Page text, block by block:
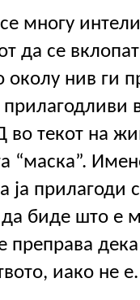
многу
да се
околу нив ги
текот на
“маска”.
прилагоди
биде што е
преправа
иако не е.